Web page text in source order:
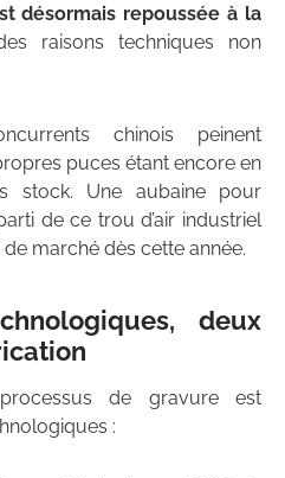
désormais repoussée à la
raisons techniques non
chinois peinent
puces étant encore en
stock. Une aubaine pour
de ce trou d’air industriel
marché dès cette année.
deux
de gravure est
: